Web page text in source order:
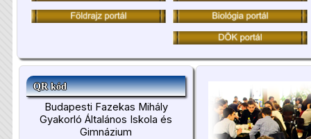
QR kód
Budapesti Fazekas Mihály
Gyakorló Általános Iskola és
Gimnázium